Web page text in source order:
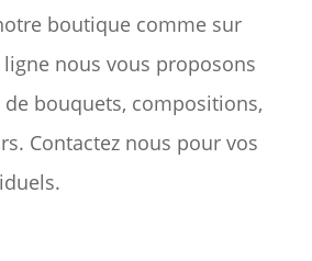
boutique comme sur
nous vous proposons
bouquets, compositions,
Contactez nous pour vos